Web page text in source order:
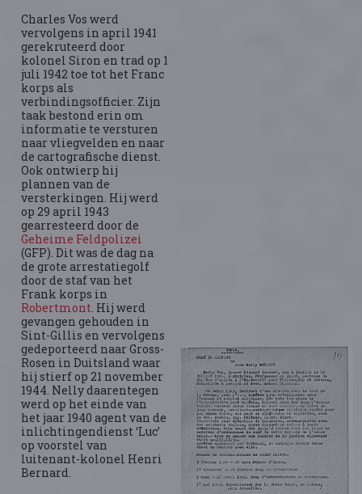
Charles Vos werd
vervolgens in april 1941
gerekruteerd door
kolonel Siron en trad op 1
juli 1942 toe tot het Franc
korps als
verbindingsofficier. Zijn
taak bestond erin om
informatie te versturen
naar vliegvelden en naar
de cartografische dienst.
Ook ontwierp hij
plannen van de
versterkingen. Hij werd
op 29 april 1943
gearresteerd door de
Geheime Feldpolizei
(GFP). Dit was de dag na
de grote arrestatiegolf
door de staf van het
Frank korps in
Robertmont. Hij werd
gevangen gehouden in
Sint-Gillis en vervolgens
gedeporteerd naar Gross-
Rosen in Duitsland waar
hij stierf op 21 november
1944. Nelly daarentegen
werd op het einde van
het jaar 1940 agent van de
inlichtingendienst ‘Luc’
op voorstel van
luitenant-kolonel Henri
Bernard.